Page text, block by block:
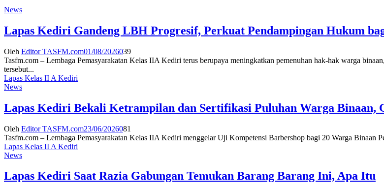
News
Lapas Kediri Gandeng LBH Progresif, Perkuat Pendampingan Hukum
Oleh Editor TASFM.com01/08/2026039
Tasfm.com – Lembaga Pemasyarakatan Kelas IIA Kediri terus berupaya meningkatkan pemenuhan hak-hak warga
tersebut...
Lapas Kelas II A Kediri
News
Lapas Kediri Bekali Ketrampilan dan Sertifikasi Puluhan Warga Binaan,
Oleh Editor TASFM.com23/06/2026081
Tasfm.com – Lembaga Pemasyarakatan Kelas IIA Kediri menggelar Uji Kompetensi Barbershop bagi 20 Warga Binaan
Lapas Kelas II A Kediri
News
Lapas Kediri Saat Razia Gabungan Temukan Barang Barang Ini, Apa Itu